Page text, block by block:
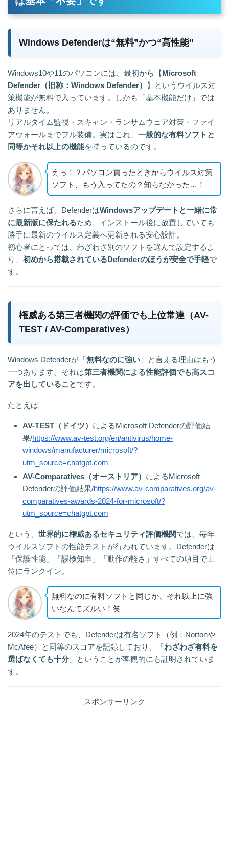
Windows Defenderは“無料”かつ“高性能”
Windows10や11のパソコンには、最初から【Microsoft
Defender（旧称：Windows Defender）
】というウイルス対
策機能が無料で入っています。しかも「基本機能だけ」では
ありません。
リアルタイム監視・スキャン・ランサムウェア対策・ファイ
アウォールまでフル装備。実はこれ、 一般的な有料ソフトと
同等かそれ以上の機能を持っているのです。
えっ！？パソコン買ったときからウイルス対策
ソフト、もう入ってたの？知らなかった…！
さらに言えば、DefenderはWindowsアップデートと一緒に常
に最新版に保たれるため、インストール後に放置していても
勝手に最新のウイルス定義へ更新される安心設計。
初心者にとっては、わざわざ別のソフトを選んで設定するよ
り、 初めから搭載されているDefenderのほうが安全で手軽で
す。
権威ある第三者機関の評価でも上位常連（AV-
TEST / AV-Comparatives）
Windows Defenderが「 無料なのに強い 」と言える理由はもう
一つあります。それは第三者機関による性能評価でも高スコ
アを出していることです。
たとえば
AV-TEST（ドイツ） によるMicrosoft Defenderの評価結
果/https://www.av-test.org/en/antivirus/home-
windows/manufacturer/microsoft/?
utm_source=chatgpt.com
AV-Comparatives（オーストリア） によるMicrosoft
Defenderの評価結果/https://www.av-comparatives.org/av-
comparatives-awards-2024-for-microsoft/?
utm_source=chatgpt.com
という、 世界的に権威あるセキュリティ評価機関では、毎年
ウイルスソフトの性能テストが行われています。Defenderは
「保護性能」「誤検知率」「動作の軽さ」すべての項目で上
位にランクイン。
無料なのに有料ソフトと同じか、それ以上に強
いなんてズルい！笑
2024年のテストでも、Defenderは有名ソフト（例：Nortonや
McAfee）と同等のスコアを記録しており、「わざわざ有料を
選ばなくても十分」ということが客観的にも証明されていま
す。
スポンサーリンク